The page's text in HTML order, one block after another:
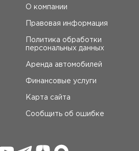
О компании
Правовая информация
Политика обработки
персональных данных
Аренда автомобилей
Финансовые услуги
Карта сайта
Сообщить об ошибке